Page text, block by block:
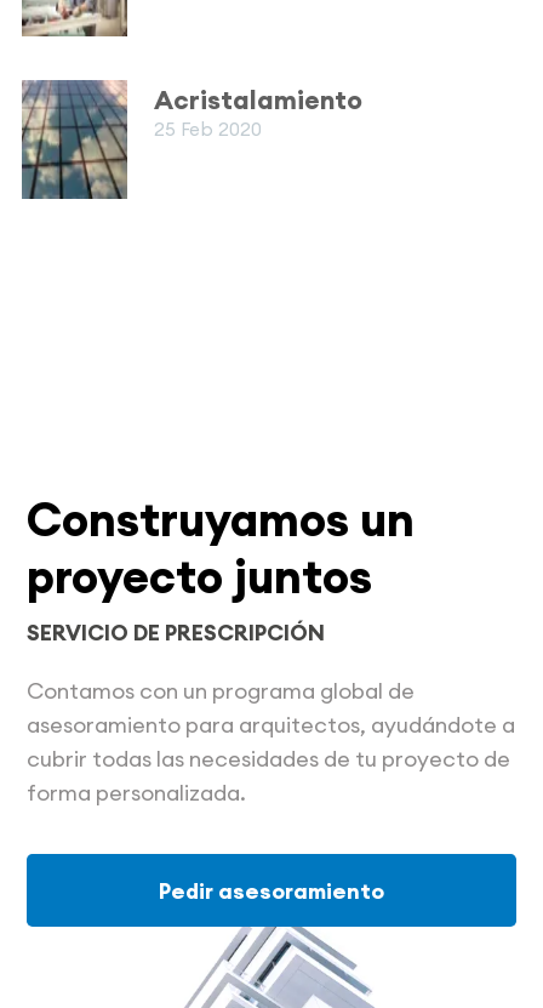
Acristalamiento
25 Feb 2020
Construyamos un
proyecto juntos
SERVICIO DE PRESCRIPCIÓN
Contamos con un programa global de
asesoramiento para arquitectos, ayudándote a
cubrir todas las necesidades de tu proyecto de
forma personalizada.
Pedir asesoramiento